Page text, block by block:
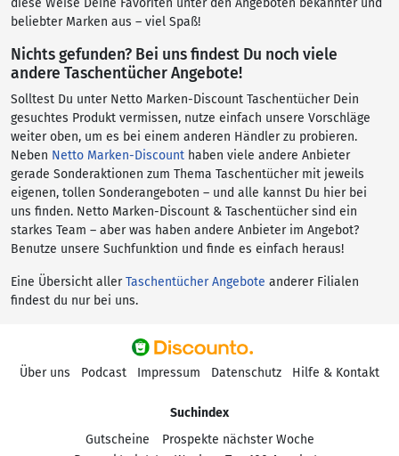
diese Weise Deine Favoriten unter den Angeboten bekannter und
beliebter Marken aus – viel Spaß!
Nichts gefunden? Bei uns findest Du noch viele
andere Taschentücher Angebote!
Solltest Du unter Netto Marken-Discount Taschentücher Dein
gesuchtes Produkt vermissen, nutze einfach unsere Vorschläge
weiter oben, um es bei einem anderen Händler zu probieren.
Neben Netto Marken-Discount haben viele andere Anbieter
gerade Sonderaktionen zum Thema Taschentücher mit jeweils
eigenen, tollen Sonderangeboten – und alle kannst Du hier bei
uns finden. Netto Marken-Discount & Taschentücher sind ein
starkes Team – aber was haben andere Anbieter im Angebot?
Benutze unsere Suchfunktion und finde es einfach heraus!
Eine Übersicht allerTaschentücher Angebote anderer Filialen
findest du nur bei uns.
Über uns Podcast Impressum Datenschutz Hilfe & Kontakt
Suchindex
Gutscheine
Prospekte nächster Woche